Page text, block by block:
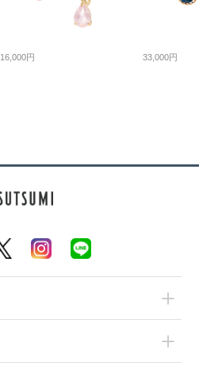
16,000円 33,000円